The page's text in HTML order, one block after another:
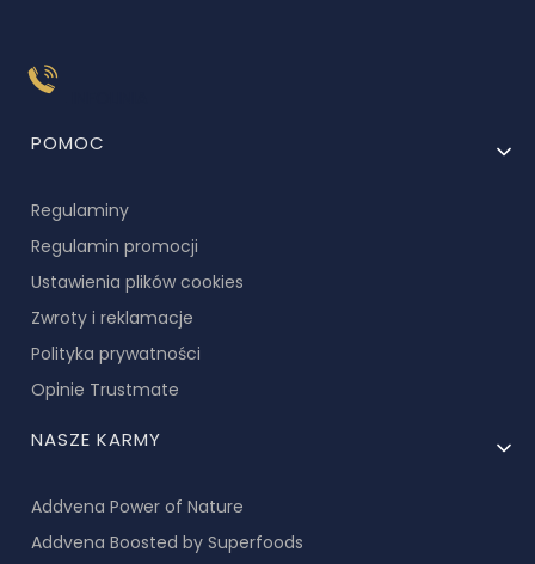
Linki w stopce
POMOC
Regulaminy
Regulamin promocji
Ustawienia plików cookies
Zwroty i reklamacje
Polityka prywatności
Opinie Trustmate
NASZE KARMY
Addvena Power of Nature
Addvena Boosted by Superfoods